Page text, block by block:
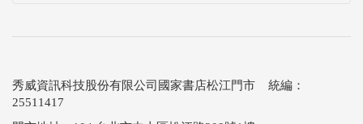
秀威資訊科技股份有限公司國家書店松江門市 統編：
25511417